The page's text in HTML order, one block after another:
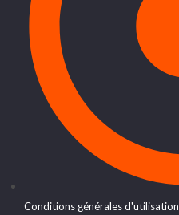
Conditions générales d'utilisation